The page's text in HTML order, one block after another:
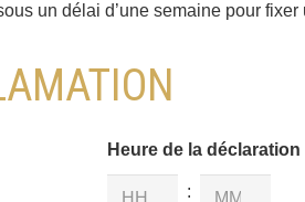
un délai d’une semaine pour
Heure de la déclaration
: